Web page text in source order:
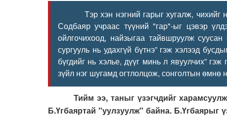
Тэр хэн нэгний гарыг хугалж, чихийг нь
Содбаяр учраас түүний "гар"-ыг цэвэр
ойлгочихоод, найзыгаа тайвшруулж
сургууль нь удахгүй бүтнэ” гэж хэлээд
бүгдийг нь хэлье, дүүг минь л явуулчих”
зүйл нэг шугамд огтлолцож, сонголтын өмнө
Тийм ээ, таныг үзэгчдийг харамсуулж,
Б.Үгбаяртай "уулзуулж" байна. Б.Үгбаярыг